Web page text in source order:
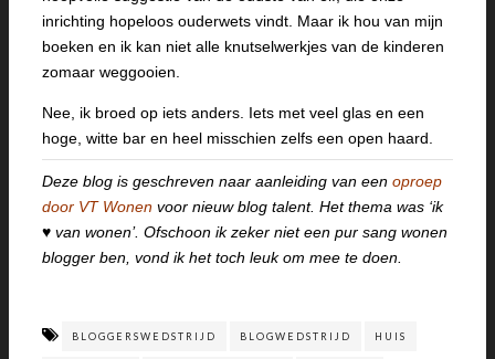
inrichting hopeloos ouderwets vindt. Maar ik hou van mijn
boeken en ik kan niet alle knutselwerkjes van de kinderen
zomaar weggooien.
Nee, ik broed op iets anders. Iets met veel glas en een
hoge, witte bar en heel misschien zelfs een open haard.
Deze blog is geschreven naar aanleiding van een oproep
door VT Wonen voor nieuw blog talent. Het thema was ‘ik
♥ van wonen’. Ofschoon ik zeker niet een pur sang wonen
blogger ben, vond ik het toch leuk om mee te doen.
BLOGGERSWEDSTRIJD BLOGWEDSTRIJD HUIS